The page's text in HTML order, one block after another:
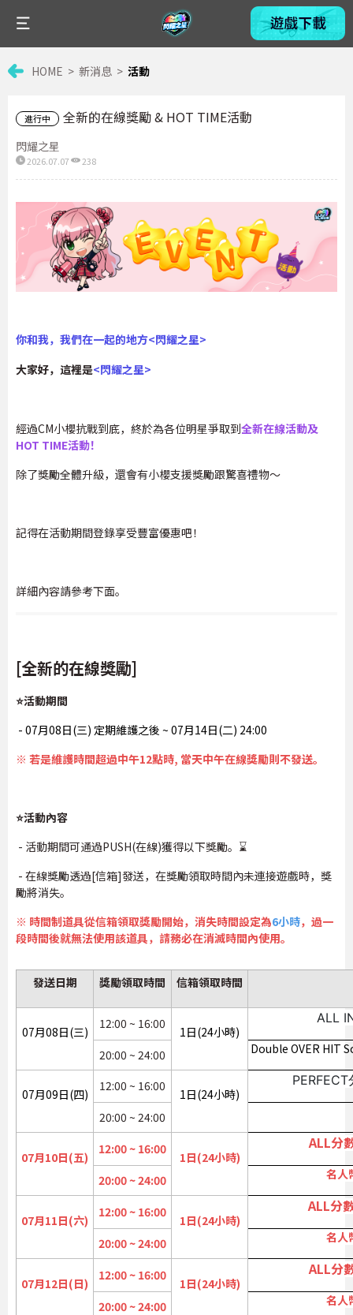
HOME 新消息 活動
進行中 全新的在線獎勵 & HOT TIME活動
閃耀之星
2026.07.07 238
你和我，我們在一起的地方<閃耀之星>
大家好，這裡是<閃耀之星>
經過CM小櫻抗戰到底，終於為各位明星爭取到全新在線活動及
HOT TIME活動！
除了獎勵全體升級，還會有小櫻支援獎勵跟驚喜禮物～
記得在活動期間登錄享受豐富優惠吧！
詳細內容請參考下面。
[全新的在線獎勵]
⭐活動期間
- 07月08日(三) 定期維護之後 ~ 07月14日(二) 24:00
※ 若是維護時間超過中午12點時, 當天中午在線獎勵則不發送。
⭐活動內容
- 活動期間可通過PUSH(在線)獲得以下獎勵。⌛
- 在線獎勵透過[信箱]發送，在獎勵領取時間內未連接遊戲時，獎
勵將消失。
※ 時間制道具從信箱領取獎勵開始，消失時間設定為6小時，過一
段時間後就無法使用該道具，請務必在消滅時間內使用。
發送日期 獎勵領取時間 信箱領取時間
07月08日(三)
12:00 ~ 16:00
1日(24小時)
ALL
20:00 ~ 24:00 Double OVER HIT
07月09日(四)
12:00 ~ 16:00
1日(24小時)
20:00 ~ 24:00
07月10日(五)
12:00 ~ 16:00
1日(24小時)
ALL分
20:00 ~ 24:00 名人
07月11日(六)
12:00 ~ 16:00
1日(24小時)
ALL分
20:00 ~ 24:00 名人
07月12日(日)
12:00 ~ 16:00
1日(24小時)
ALL分
20:00 ~ 24:00 名人